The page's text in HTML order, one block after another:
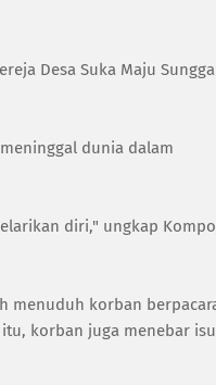
Desa Suka Maju
dunia dalam
diri," ungkap
menuduh korban
korban juga menebar isu